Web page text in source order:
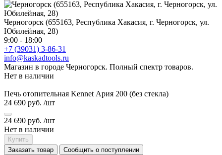
Черногорск (655163, Республика Хакасия, г. Черногорск, ул.
Юбилейная, 28)
9:00 - 18:00
+7 (39031) 3-86-31
info@kaskadtools.ru
Магазин в городе Черногорск. Полный спектр товаров.
Нет в наличии
Печь отопительная Kennet Ария 200 (без стекла)
24 690 руб. /шт
24 690 руб. /шт
Нет в наличии
Купить
Заказать товар
Сообщить о поступлении